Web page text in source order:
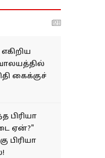
கைக்குச்
பிரியா
ஏன்?"
பிரியா